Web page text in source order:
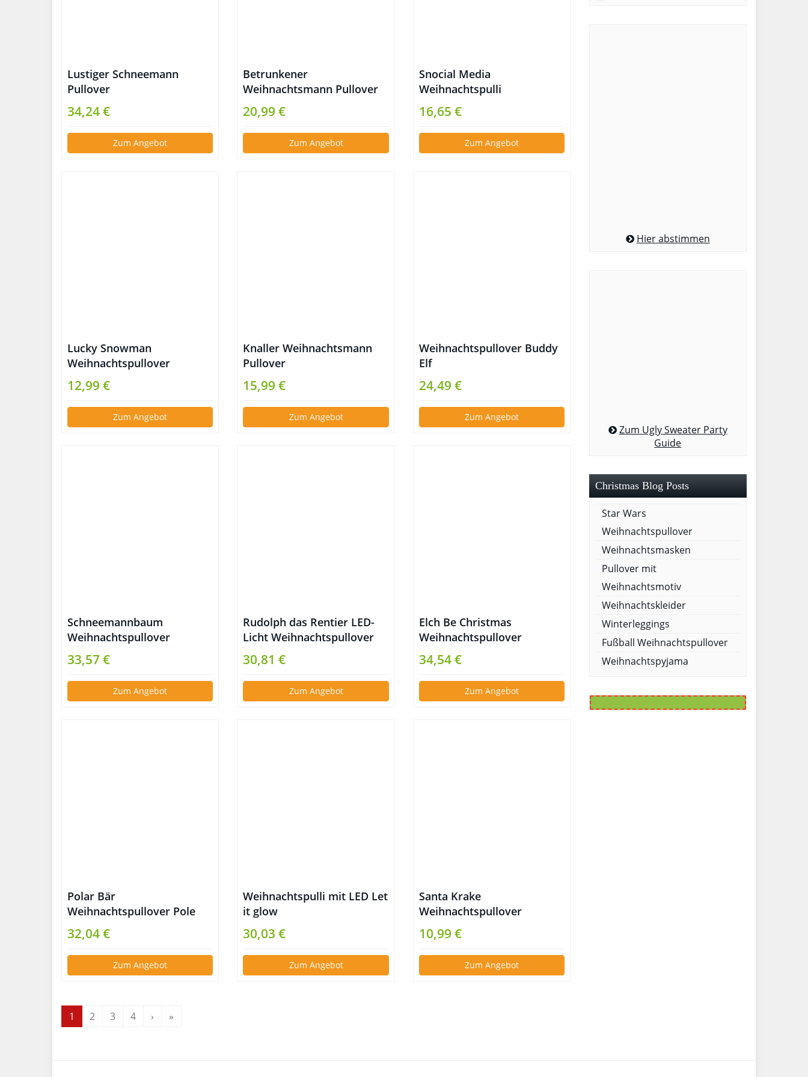
Lustiger Schneemann
Pullover
34,24 €
Zum Angebot
Betrunkener
Weihnachtsmann Pullover
20,99 €
Zum Angebot
Snocial Media
Weihnachtspulli
16,65 €
Zum Angebot
Lucky Snowman
Weihnachtspullover
12,99 €
Zum Angebot
Knaller Weihnachtsmann
Pullover
15,99 €
Zum Angebot
Weihnachtspullover Buddy
Elf
24,49 €
Zum Angebot
Schneemannbaum
Weihnachtspullover
33,57 €
Zum Angebot
Rudolph das Rentier LED-
Licht Weihnachtspullover
30,81 €
Zum Angebot
Elch Be Christmas
Weihnachtspullover
34,54 €
Zum Angebot
Polar Bär
Weihnachtspullover Pole
Dance
32,04 €
Zum Angebot
Weihnachtspulli mit LED Let
it glow
30,03 €
Zum Angebot
Santa Krake
Weihnachtspullover
10,99 €
Zum Angebot
1 2 3 4 › »
Hier abstimmen
Zum Ugly Sweater Party
Guide
Christmas Blog Posts
Star Wars
Weihnachtspullover
Weihnachtsmasken
Pullover mit
Weihnachtsmotiv
Weihnachtskleider
Winterleggings
Fußball Weihnachtspullover
Weihnachtspyjama